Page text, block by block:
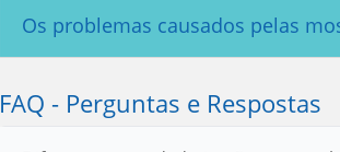
Os problemas causados pelas
FAQ - Perguntas e Respostas